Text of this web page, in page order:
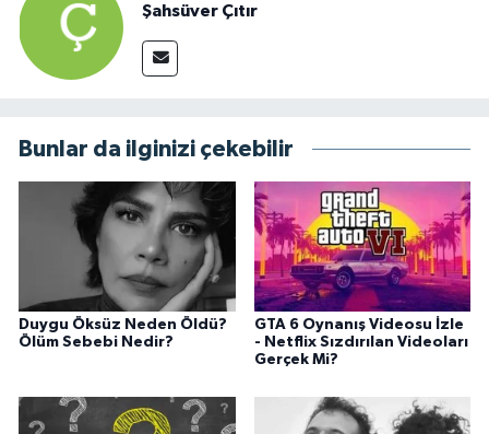
Şahsüver Çıtır
Bunlar da ilginizi çekebilir
Duygu Öksüz Neden Öldü?
Ölüm Sebebi Nedir?
GTA 6 Oynanış Videosu İzle
- Netflix Sızdırılan Videoları
Gerçek Mi?